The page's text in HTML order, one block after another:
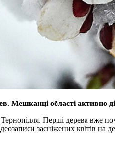
Мешканці області активно
Перші дерева вже
засніжених квітів